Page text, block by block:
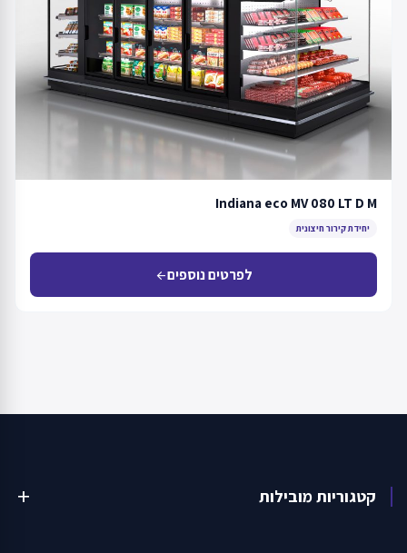
Indiana eco MV 080 LT D M
יחידת קירור חיצונית
לפרטים נוספיםarrow_back
קטגוריות מובילות add